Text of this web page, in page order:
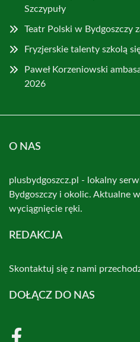
Szczypuły
Teatr Polski w Bydgoszczy
Fryzjerskie talenty szkolą
Paweł Korzeniowski
2026
O NAS
plusbydgoszcz.pl - lokalny
Bydgoszczy i okolic. Aktualne
wyciągnięcie ręki.
REDAKCJA
Skontaktuj się z nami
DOŁĄCZ DO NAS